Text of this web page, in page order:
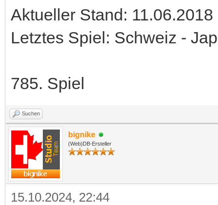
Aktueller Stand: 11.06.2018
Letztes Spiel: Schweiz -
785. Spiel
Suchen
bignike
(Web)DB-Ersteller
15.10.2024, 22:44